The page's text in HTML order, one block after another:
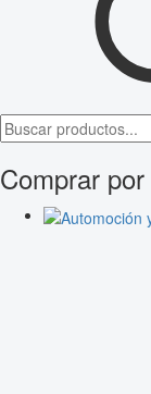
Comprar